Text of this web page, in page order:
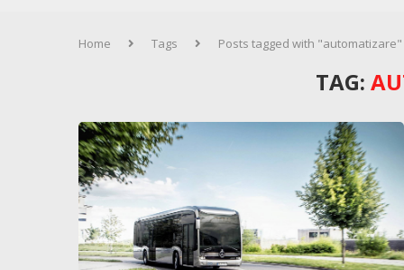
Home Tags Posts tagged with "automatizare"
TAG: